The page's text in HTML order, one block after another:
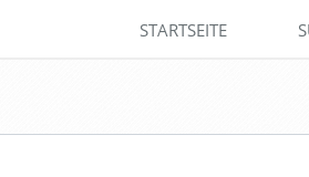
STARTSEITE